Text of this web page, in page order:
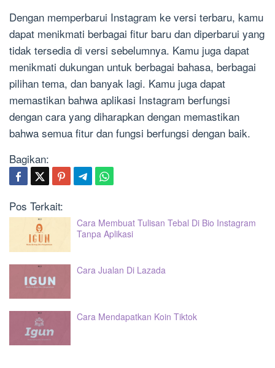
Dengan memperbarui Instagram ke versi terbaru, kamu
dapat menikmati berbagai fitur baru dan diperbarui yang
tidak tersedia di versi sebelumnya. Kamu juga dapat
menikmati dukungan untuk berbagai bahasa, berbagai
pilihan tema, dan banyak lagi. Kamu juga dapat
memastikan bahwa aplikasi Instagram berfungsi
dengan cara yang diharapkan dengan memastikan
bahwa semua fitur dan fungsi berfungsi dengan baik.
Bagikan:
Pos Terkait:
Cara Membuat Tulisan Tebal Di Bio Instagram
Tanpa Aplikasi
Cara Jualan Di Lazada
Cara Mendapatkan Koin Tiktok